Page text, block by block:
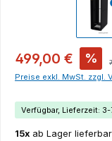
499,00 € %
Preise exkl. MwSt. zzgl.
Verfügbar, Lieferzeit: 3-
15x ab Lager lieferbar